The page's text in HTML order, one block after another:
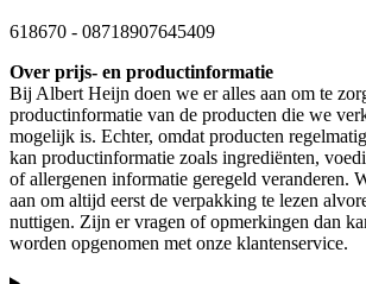
618670 - 08718907645409
Over prijs- en productinformatie
Bij Albert Heijn doen we er alles aan om te
productinformatie van de producten die we
mogelijk is. Echter, omdat producten
kan productinformatie zoals ingrediënten,
of allergenen informatie geregeld veranderen.
aan om altijd eerst de verpakking te lezen
nuttigen. Zijn er vragen of opmerkingen dan
worden opgenomen met onze klantenservice.